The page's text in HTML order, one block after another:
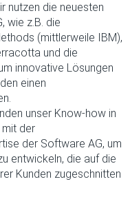
nutzen die neuesten
wie z.B. die
(mittlerweile IBM),
und die
innovative Lösungen
einen
unser Know-how in
mit der
der Software AG, um
entwickeln, die auf die
Kunden zugeschnitten